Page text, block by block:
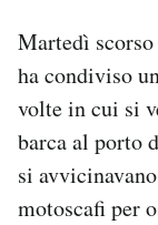
Martedì
ha condiviso
volte in cui si
barca al porto
si
motoscafi per